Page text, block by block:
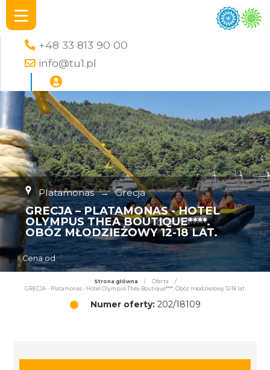
+48 33 813 90 00
info@tu1.pl
Platamonas → Grecja
GRECJA – PLATAMONAS - HOTEL
OLYMPUS THEA BOUTIQUE****.
OBÓZ MŁODZIEŻOWY 12-18 LAT.
Cena od
Strona główna / Oferta
/
GRECJA – Platamonas - Hotel Olympus Thea Boutique****. Obóz młodzieżowy 12-18 lat.
Numer oferty:202/18109